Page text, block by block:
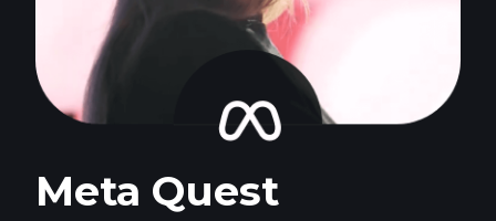
Meta Quest